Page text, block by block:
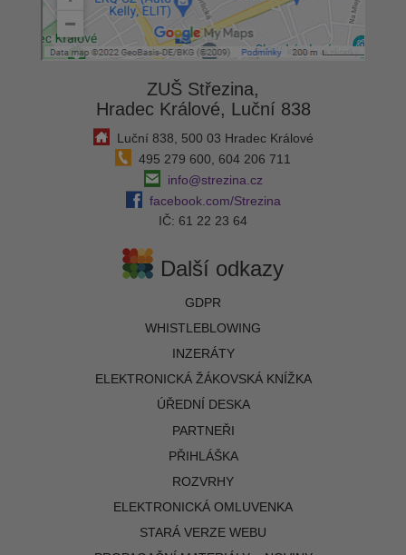
ZUŠ Střezina,
Hradec Králové, Luční 838
Luční 838, 500 03 Hradec Králové
495 279 600, 604 206 711
info@strezina.cz
facebook.com/Strezina
IČ: 61 22 23 64
Další odkazy
GDPR
WHISTLEBLOWING
INZERÁTY
ELEKTRONICKÁ ŽÁKOVSKÁ KNÍŽKA
ÚŘEDNÍ DESKA
PARTNEŘI
PŘIHLÁŠKA
ROZVRHY
ELEKTRONICKÁ OMLUVENKA
STARÁ VERZE WEBU